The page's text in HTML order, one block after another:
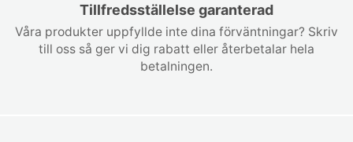
Tillfredsställelse garanterad
Våra produkter uppfyllde inte dina förväntningar? Skriv
till oss så ger vi dig rabatt eller återbetalar hela
betalningen.